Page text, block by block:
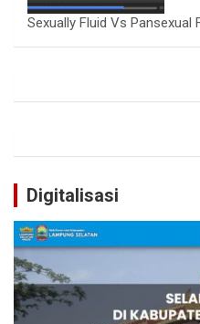
Sexually Fluid Vs Pansexual
Digitalisasi